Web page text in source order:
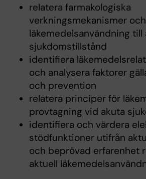
relatera farmakologiska
verkningsmekanismer och
läkemedelsanvändning till
sjukdomstillstånd
identifiera
och analysera faktorer
och prevention
relatera principer för
provtagning vid akuta
identifiera och värdera
stödfunktioner utifrån
och beprövad erfarenhet
aktuell